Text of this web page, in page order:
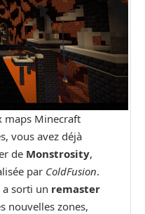
maps Minecraft
vous avez déjà
de Monstrosity,
par ColdFusion.
sorti un remaster
nouvelles zones,